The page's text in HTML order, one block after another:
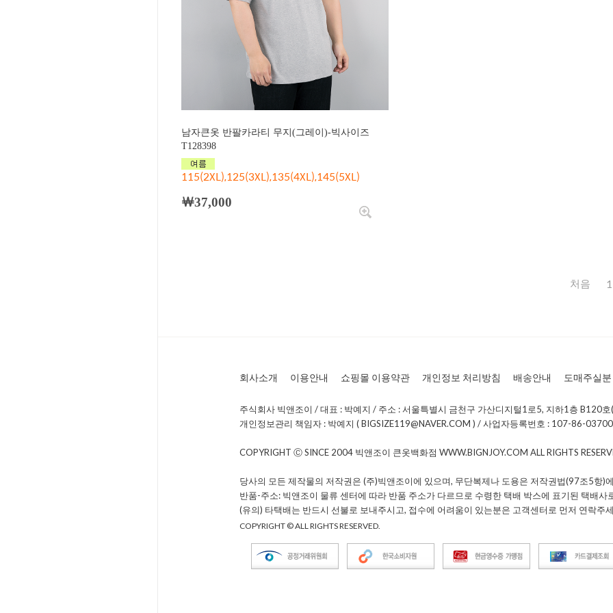
남자큰옷 반팔카라티 무지(그레이)-빅사이즈
T128398
115(2XL),125(3XL),135(4XL),145(5XL)
￦37,000
1
회사소개 이용안내 쇼핑몰 이용약관 개인정보 처리방침 배송안내 도매주실분
주식회사 빅앤조이 / 대표 : 박예지 / 주소 : 서울특별시 금천구 가산디지털1로5, 지하1층 B120
개인정보관리 책임자 : 박예지 ( BIGSIZE119@NAVER.COM ) / 사업자등록번호 : 107-86-
COPYRIGHT Ⓒ SINCE 2004 빅앤조이 큰옷백화점 WWW.BIGNJOY.COM ALL RIGHTS
당사의 모든 제작물의 저작권은 (주)빅앤조이에 있으며, 무단복제나 도용은 저작권법(97조5항)
반품-주소: 빅앤조이 물류 센터에 따라 반품 주소가 다르므로 수령한 택배 박스에 표기된 택배사
(유의) 타택배는 반드시 선불로 보내주시고, 접수에 어려움이 있는분은 고객센터로 먼저 연락주
COPYRIGHT © ALL RIGHTS RESERVED.